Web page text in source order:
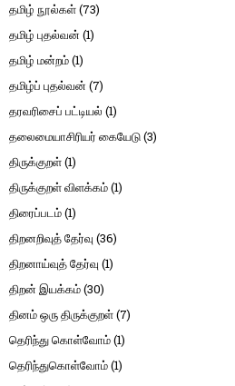
தமிழ் நூல்கள்(73)
தமிழ் புதல்வன் (1)
தமிழ் மன்றம்(1)
தமிழ்ப் புதல்வன் (7)
தரவரிசைப் பட்டியல் (1)
தலைமையாசிரியர் கையேடு(3)
திருக்குறள்(1)
திருக்குறள் விளக்கம்(1)
திரைப்படம்(1)
திறனறிவுத் தேர்வு (36)
திறனாய்வுத் தேர்வு (1)
திறன் இயக்கம்(30)
தினம் ஒரு திருக்குறள்(7)
தெரிந்து கொள்வோம்(1)
தெரிந்துகொள்வோம்(1)